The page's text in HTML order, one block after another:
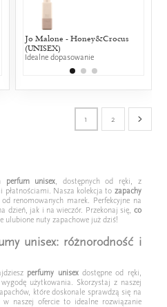
Lacoste - L12.12 Vert
25% wspólnych nut zapachowych
Dolce &
Jo Malone - Honey&Crocus
(UNISEX)
Idealne dopasowanie
1 2
perfum unisex, dostępnych od ręki, z
płatnościami. Nasza kolekcja to zapachy
renomowanych marek. Perfekcyjne na
dzień, jak i na wieczór. Przekonaj się, co
ulubione nuty zapachowe już dziś!
unisex: różnorodność i
perfumy unisexdostępne od ręki,
użytkowania. Skorzystaj z naszej
które doskonale sprawdzą się na
w naszej ofercie to idealne rozwiązanie